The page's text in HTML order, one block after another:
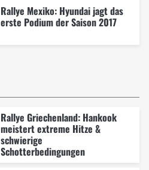
Rallye Mexiko: Hyundai jagt das
erste Podium der Saison 2017
Rallye Griechenland: Hankook
meistert extreme Hitze &
schwierige
Schotterbedingungen